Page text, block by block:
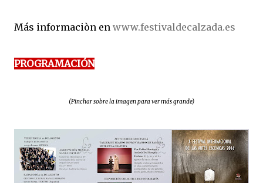
Más informaciòn en www.festivaldecalzada.es
PROGRAMACIÓN
(Pinchar sobre la imagen para ver más grande)